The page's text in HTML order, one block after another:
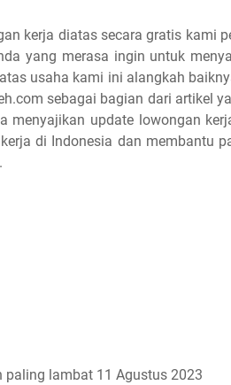
kerja diatas secara gratis kami
yang merasa ingin untuk
usaha kami ini alangkah
sebagai bagian dari artikel
menyajikan update lowongan
di Indonesia dan membantu
paling lambat 11 Agustus 2023